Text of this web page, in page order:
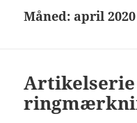
Måned: april 2020